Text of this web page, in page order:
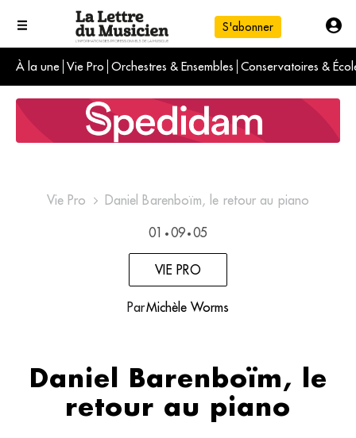
S'abonner
À la une Vie Pro Orchestres & Ensembles Conservatoires &
L'info du jour
Le numéro du mois
International
Vie Pro Daniel Barenboïm, le retour au piano
01 • 09 • 05
VIE PRO
ParMichèle Worms
Daniel Barenboïm, le
retour au piano